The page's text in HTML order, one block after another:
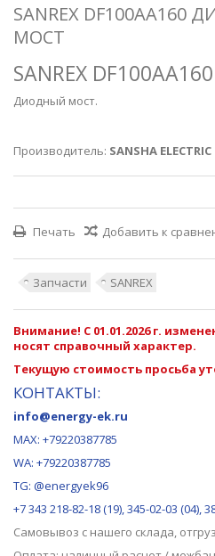
SANREX DF100AA160
МОСТ
SANREX DF100AA160
Диодный мост.
Производитель: SANSHA
Печать Добавить к
Запчасти SANREX
Внимание! С 01.01.2026 г.
носят справочный характер.
Текущую стоимость просьба
КОНТАКТЫ:
info@energy-ek.ru
MAX: +79220387785
WA: +79220387785
TG: @energyek96
+7 343 218-82-18 (19), 345-02-03 (04),
Самовывоз с нашего склада,